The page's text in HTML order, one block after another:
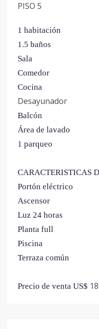
PISO 5
1 habitación
1.5 baños
Sala
Comedor
Cocina
Desayunador
Balcón
Área de lavado
1 parqueo
CARACTERISTICAS
Portón eléctrico
Ascensor
Luz 24 horas
Planta full
Piscina
Terraza común
Precio de venta US$